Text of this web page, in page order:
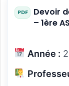
Devoir
– 1ère
Année :